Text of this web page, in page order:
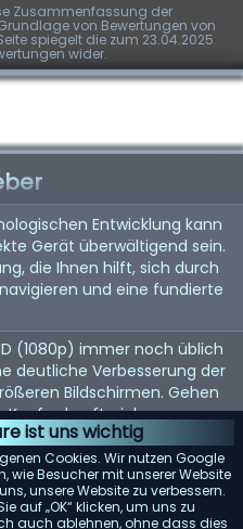
ist uns wichtig
Cookies. Wir nutzen Google
wie Besucher mit unserer Website
unsere Website zu verbessern.
auf „OK“ klicken, um uns zu
auch ablehnen, ohne dass dies
Zusammenfassung der
von Bewertungen von
spiegelt die zum 23.04.2025
wider.
Entwicklung kann
Gerät überwältigend sein.
die Ihnen hilft, sich durch
und eine fundierte
(1080p) immer noch üblich
deutliche Verbesserung der
Bildschirmen. Gehen
Kauf zukunftssicher zu
aber da Inhalte noch rar
Sie auf eine
Hz für flüssigere